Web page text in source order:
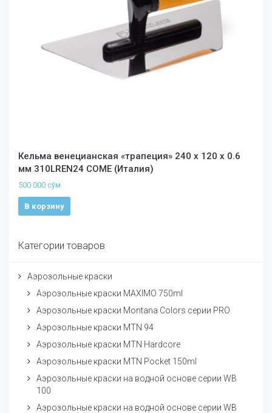
Кельма венецианская «трапеция» 240 х 120 х 0.6
мм 310LREN24 COME (Италия)
500 000 сўм
В корзину
Категории товаров
Аэрозольные краски
Аэрозольные краски MAXIMO 750ml
Аэрозольные краски Montana Colors серии PRO
Аэрозольные краски MTN 94
Аэрозольные краски MTN Hardcore
Аэрозольные краски MTN Pocket 150ml
Аэрозольные краски на водной основе серии WB
100
Аэрозольные краски на водной основе серии WB